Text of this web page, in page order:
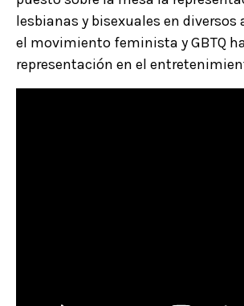
lesbianas y bisexuales en diversos
el movimiento feminista y GBTQ
representación en el